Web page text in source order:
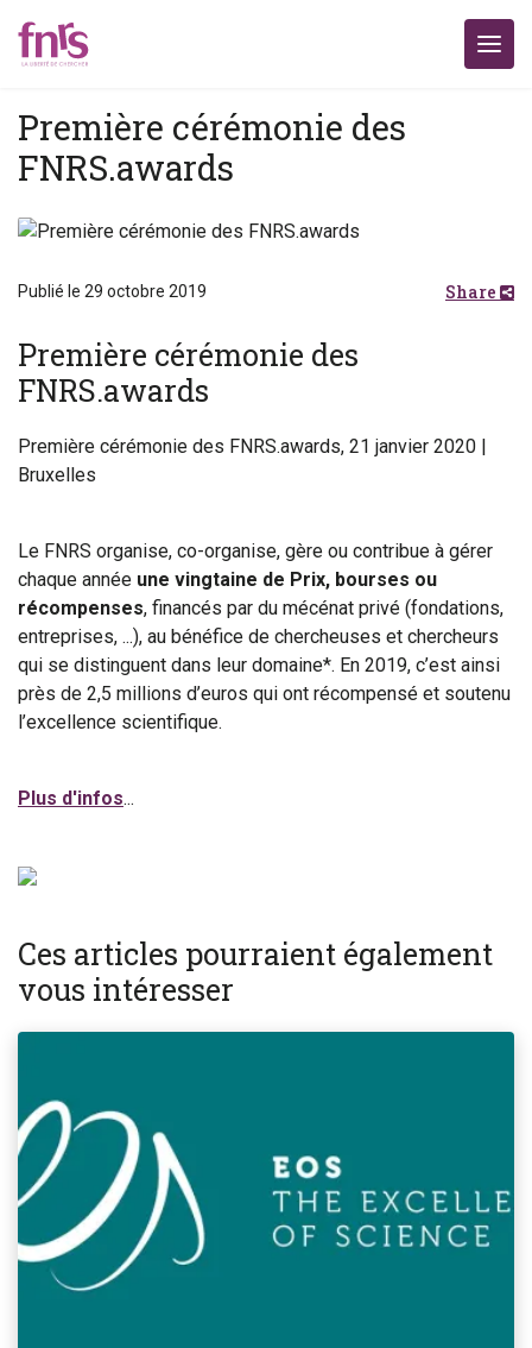
Première cérémonie des
FNRS.awards
Publié le 29 octobre 2019 Share
Première cérémonie des
FNRS.awards
Première cérémonie des FNRS.awards, 21 janvier 2020 |
Bruxelles
Le FNRS organise, co-organise, gère ou contribue à gérer
chaque année une vingtaine de Prix, bourses ou
récompenses, financés par du mécénat privé (fondations,
entreprises, ...), au bénéfice de chercheuses et chercheurs
qui se distinguent dans leur domaine*. En 2019, c’est ainsi
près de 2,5 millions d’euros qui ont récompensé et soutenu
l’excellence scientifique.
Plus d'infos...
Ces articles pourraient également
vous intéresser